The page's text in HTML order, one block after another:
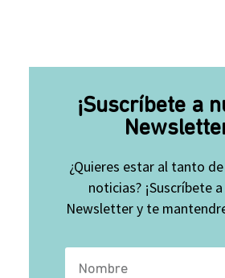
¡Suscríbete a
¿Quieres estar al tanto
noticias? ¡Suscríbete
Newsletter y te